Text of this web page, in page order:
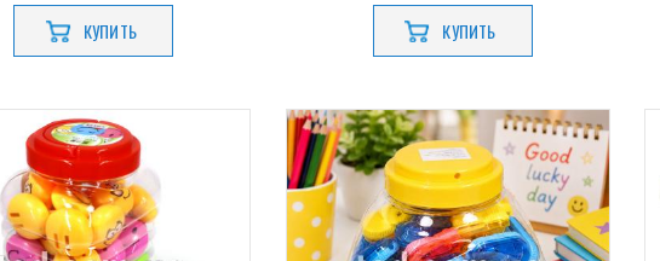
КУПИТЬ КУПИТЬ